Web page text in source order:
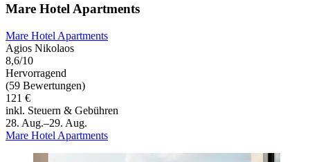
Mare Hotel Apartments
Mare Hotel Apartments
Agios Nikolaos
8,6/10
Hervorragend
(59 Bewertungen)
121 €
inkl. Steuern & Gebühren
28. Aug.–29. Aug.
Mare Hotel Apartments